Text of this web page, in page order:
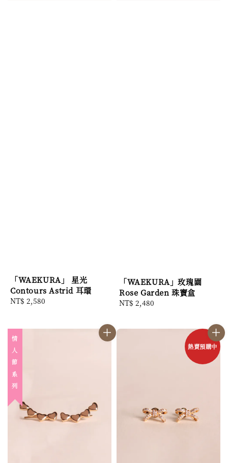
「WAEKURA」 星光
Contours Astrid 耳環
Regular
NT$ 2,580
「WAEKURA」玫瑰園
Rose Garden 珠寶盒
Regular
NT$ 2,480
情 人 節 系 列 熱賣預購中